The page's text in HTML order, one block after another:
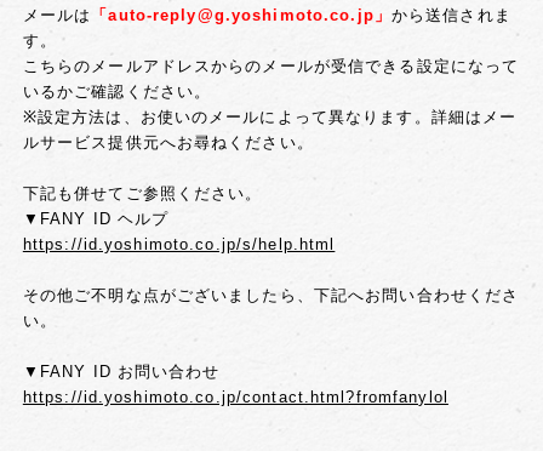
メールは 「auto-reply@g.yoshimoto.co.jp」 から送信されま
す。
こちらのメールアドレスからのメールが受信できる設定になって
いるかご確認ください。
※設定方法は、お使いのメールによって異なります。 詳細はメー
ルサービス提供元へお尋ねください。
下記も併せてご参照ください。
▼FANY ID ヘルプ
https://id.yoshimoto.co.jp/s/help.html
その他ご不明な点がございましたら、下記へお問い合わせくださ
い。
▼FANY ID お問い合わせ
https://id.yoshimoto.co.jp/contact.html?fromfanylol